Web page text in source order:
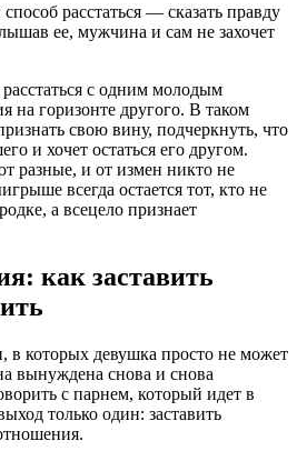
расстаться — сказать правду
ее, мужчина и сам не захочет
с одним молодым
на горизонте другого. В таком
свою вину, подчеркнуть, что
и хочет остаться его другом.
разные, и от измен никто не
всегда остается тот, кто не
а всецело признает
как заставить
в которых девушка просто не может
вынуждена снова и снова
с парнем, который идет в
только один: заставить